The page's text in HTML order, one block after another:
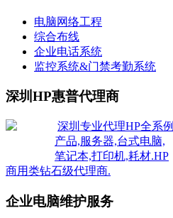
电脑网络工程
综合布线
企业电话系统
监控系统&门禁考勤系统
深圳HP惠普代理商
深圳专业代理HP全系例
产品,服务器,台式电脑,
笔记本,打印机,耗材.HP
商用类钻石级代理商.
企业电脑维护服务